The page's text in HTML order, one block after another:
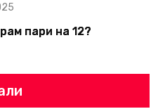
пари на 12?